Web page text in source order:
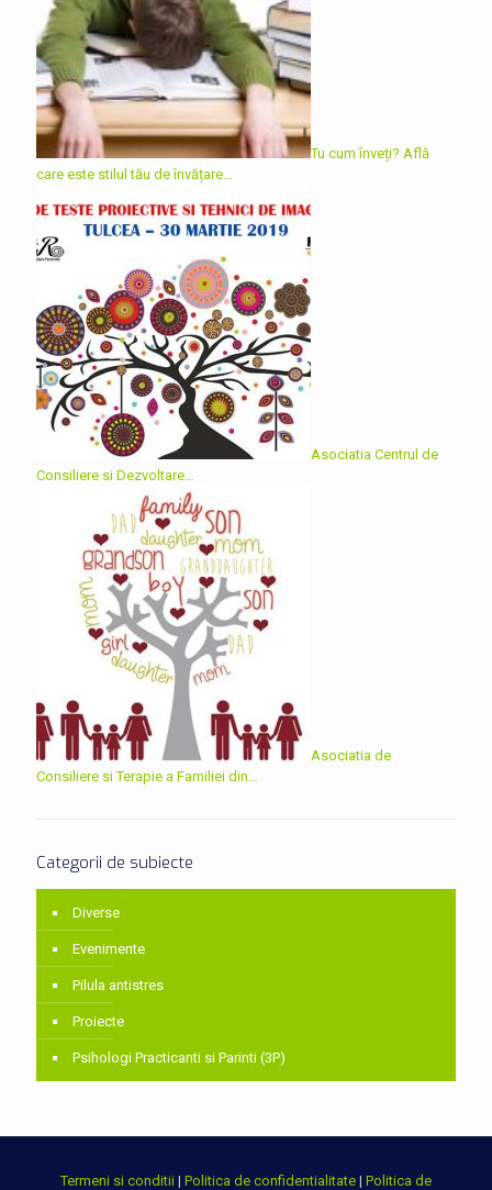
Tu cum înveți? Află
care este stilul tău de învățare…
Asociatia Centrul de
Consiliere si Dezvoltare…
Asociatia de
Consiliere si Terapie a Familiei din…
Categorii de subiecte
Diverse
Evenimente
Pilula antistres
Proiecte
Psihologi Practicanti si Parinti (3P)
Termeni si conditii | Politica de confidentialitate | Politica de